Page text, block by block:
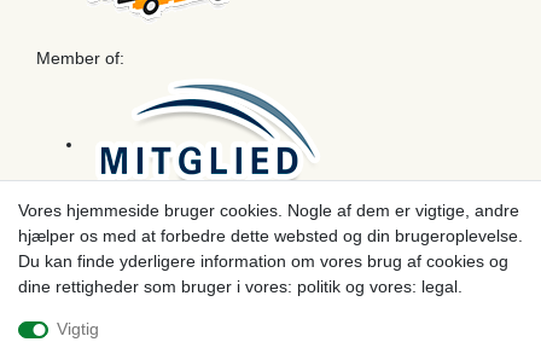
Member of:
Betaling
Vores hjemmeside bruger cookies. Nogle af dem er vigtige, andre
hjælper os med at forbedre dette websted og din brugeroplevelse.
Du kan finde yderligere information om vores brug af cookies og
dine rettigheder som bruger i vores: politik og vores: legal.
Vigtig